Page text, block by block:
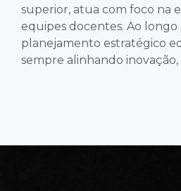
superior, atua com foco na
equipes docentes. Ao
planejamento estratégico
sempre alinhando